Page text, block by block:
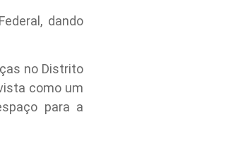
dando
no Distrito
como um
para a